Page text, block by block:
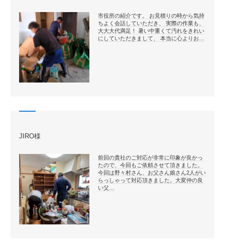
市役所の紹介です。 お見積りの時から気持
ちよく会話していただき、 実際の作業も、
大大大代満足！ 暑い中重くて汚れをきれい
にしていただきまして、 本当に心よりお…
JIRO様
前回の貴社のご対応が非常に印象が良かっ
たので、今回もご依頼させて頂きました。
今回は野々村さん、お父さん娘さん2人がい
らっしゃって対応頂きました。大変仲の良
い父…